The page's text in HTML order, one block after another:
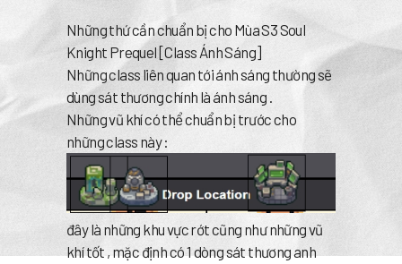
Những thứ cần chuẩn bị cho Mùa S3 Soul
Knight Prequel [Class Ánh Sáng]
Những class liên quan tới ánh sáng thường sẽ
dùng sát thương chính là ánh sáng .
Những vũ khí có thể chuẩn bị trước cho
những class này :
đây là những khu vực rớt cũng như những vũ
khí tốt , mặc định có 1 dòng sát thương anh